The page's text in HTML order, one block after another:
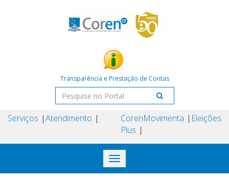
Transparência e Prestação de Contas
Serviços Atendimento
Coren
Plus
Movimenta Eleições
Toggle
navigation